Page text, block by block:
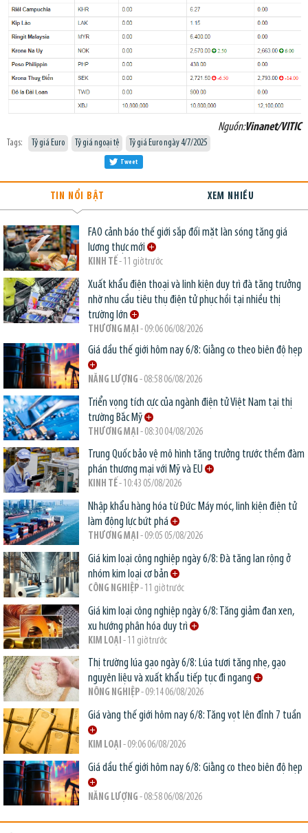
Nguồn:Vinanet/VITIC
Tags: Tỷ giá Euro Tỷ giá ngoại tệ Tỷ giá Euro ngày 4/7/2025
Tweet
TIN NỔI BẬT XEM NHIỀU
FAO cảnh báo thế giới sắp đối mặt làn sóng tăng giá
lương thực mới
KINH TẾ- 11 giờ trước
Xuất khẩu điện thoại và linh kiện duy trì đà tăng trưởng
nhờ nhu cầu tiêu thụ điện tử phục hồi tại nhiều thị
trường lớn
THƯƠNG MẠI - 09:06 06/08/2026
Giá dầu thế giới hôm nay 6/8: Giằng co theo biên độ hẹp
NĂNG LƯỢNG - 08:58 06/08/2026
Triển vọng tích cực của ngành điện tử Việt Nam tại thị
trường Bắc Mỹ
THƯƠNG MẠI - 08:30 04/08/2026
Trung Quốc bảo vệ mô hình tăng trưởng trước thềm đàm
phán thương mại với Mỹ và EU
KINH TẾ- 10:43 05/08/2026
Nhập khẩu hàng hóa từ Đức: Máy móc, linh kiện điện tử
làm động lực bứt phá
THƯƠNG MẠI - 09:05 05/08/2026
Giá kim loại công nghiệp ngày 6/8: Đà tăng lan rộng ở
nhóm kim loại cơ bản
CÔNG NGHIỆP- 11 giờ trước
Giá kim loại công nghiệp ngày 6/8: Tăng giảm đan xen,
xu hướng phân hóa duy trì
KIM LOẠI - 11 giờ trước
Thị trường lúa gạo ngày 6/8: Lúa tươi tăng nhẹ, gạo
nguyên liệu và xuất khẩu tiếp tục đi ngang
NÔNG NGHIỆP- 09:14 06/08/2026
Giá vàng thế giới hôm nay 6/8: Tăng vọt lên đỉnh 7 tuần
KIM LOẠI - 09:06 06/08/2026
Giá dầu thế giới hôm nay 6/8: Giằng co theo biên độ hẹp
NĂNG LƯỢNG - 08:58 06/08/2026